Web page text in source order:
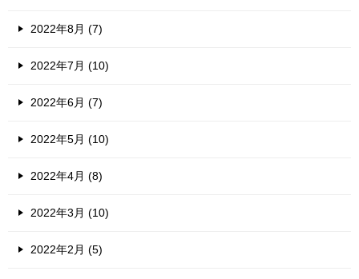
2022年8月 (7)
2022年7月 (10)
2022年6月 (7)
2022年5月 (10)
2022年4月 (8)
2022年3月 (10)
2022年2月 (5)